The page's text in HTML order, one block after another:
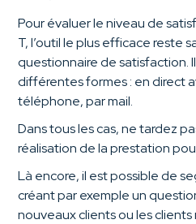
Pour évaluer le niveau de
T, l’outil le plus efficace reste
questionnaire de satisfaction.
différentes formes : en direct
téléphone, par mail.
Dans tous les cas, ne tardez
réalisation de la prestation
Là encore, il est possible de
créant par exemple un
nouveaux clients ou les clients